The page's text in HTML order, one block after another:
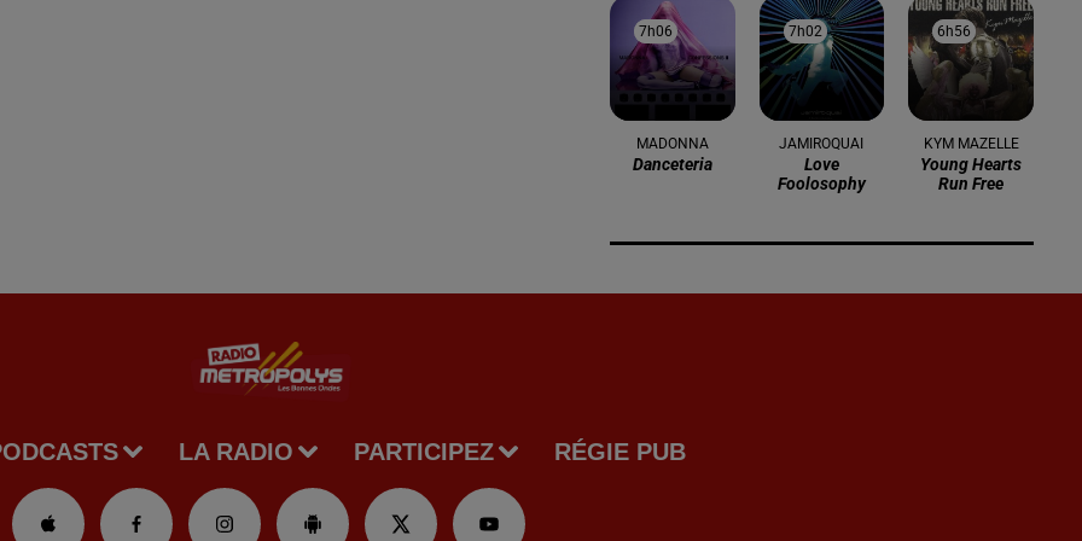
7h06
7h06
MADONNA
Danceteria
7h02
7h02
JAMIROQUAI
Love
Foolosophy
6h56
6h56
KYM MAZELLE
Young Hearts
Run Free
LA RADIO PARTICIPEZ RÉGIE PUB